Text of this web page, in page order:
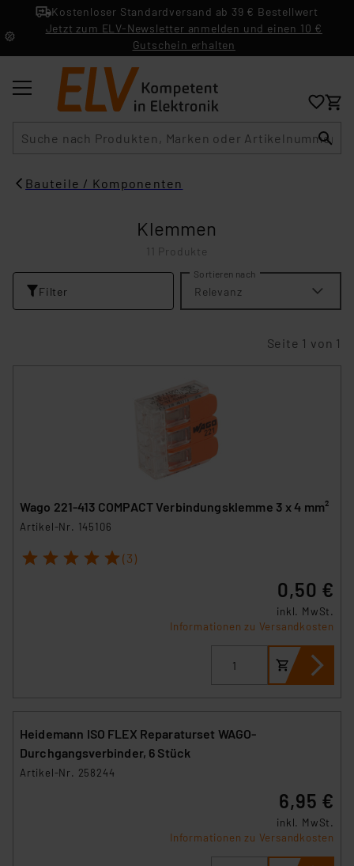
Kostenloser Standardversand ab 39 € Bestellwert
Jetzt zum ELV-Newsletter anmelden und einen 10 €
Gutschein erhalten
Bauteile / Komponenten
Klemmen
11 Produkte
Filter
Sortieren nach
Relevanz
Seite 1 von 1
Wago 221-413 COMPACT Verbindungsklemme 3 x 4 mm²
Artikel-Nr. 145106
1 2 3 4 5 (3)
0,50 €
inkl. MwSt.
Informationen zu Versandkosten
Heidemann ISO FLEX Reparaturset WAGO-
Durchgangsverbinder, 6 Stück
Artikel-Nr. 258244
6,95 €
inkl. MwSt.
Informationen zu Versandkosten